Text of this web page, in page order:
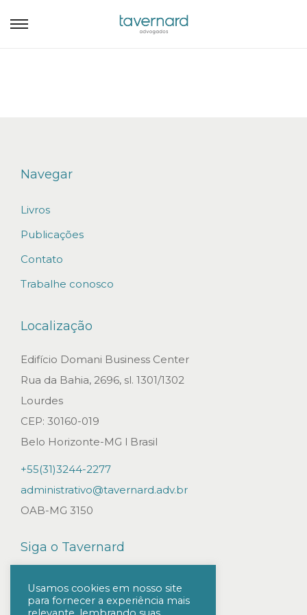
Navegar
Livros
Publicações
Contato
Trabalhe conosco
Localização
Edifício Domani Business Center
Rua da Bahia, 2696, sl. 1301/1302
Lourdes
CEP: 30160-019
Belo Horizonte-MG l Brasil
+55(31)3244-2277
administrativo@tavernard.adv.br
OAB-MG 3150
Siga o Tavernard
Usamos cookies em nosso site
para fornecer a experiência mais